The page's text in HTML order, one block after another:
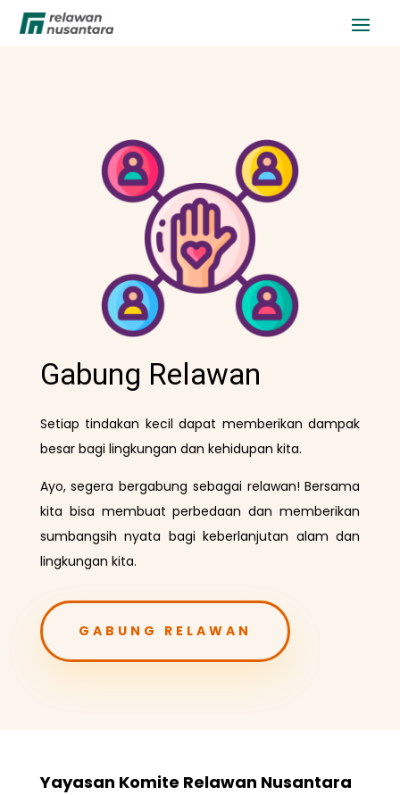
Gabung Relawan
Setiap tindakan kecil dapat memberikan dampak
besar bagi lingkungan dan kehidupan kita.
Ayo, segera bergabung sebagai relawan! Bersama
kita bisa membuat perbedaan dan memberikan
sumbangsih nyata bagi keberlanjutan alam dan
lingkungan kita.
GABUNG RELAWAN
Yayasan Komite Relawan Nusantara